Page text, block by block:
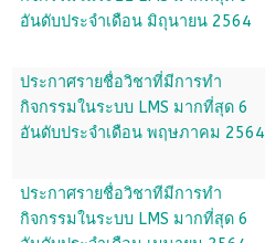
อันดับประจำเดือน มิถุนายน 2564
ประกาศรายชื่อวิชาที่มีการทำ
กิจกรรมในระบบ LMS มากที่สุด 6
อันดับประจำเดือน พฤษภาคม 2564
ประกาศรายชื่อวิชาทีมีการทำ
กิจกรรมในระบบ LMS มากที่สุด 6